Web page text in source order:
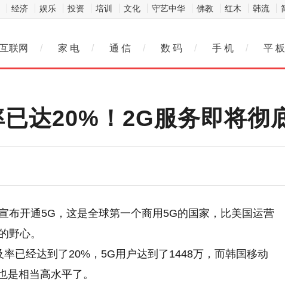
经济 娱乐 投资 培训 文化 守艺中华 佛教 红木 韩流
互联网 / 家 电 / 通 信 / 数 码 / 手 机 / 平 板
达20%！2G服务即将彻
布开通5G，这是全球第一个商用5G的国家，比美国运营
野心。
已经达到了20%，5G用户达到了1448万，而韩国移动
相当高水平了。